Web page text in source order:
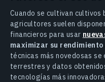
Cuando se cultivan cultivos
agricultores suelen
financieros para usar
maximizar su
técnicas más novedosas se
terrestres y datos
tecnologías más